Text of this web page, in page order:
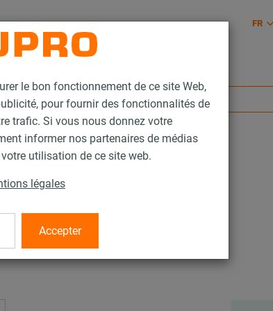
le bon fonctionnement de ce site Web,
pour fournir des fonctionnalités de
trafic. Si vous nous donnez votre
informer nos partenaires de médias
utilisation de ce site web.
légales
Accepter
FR